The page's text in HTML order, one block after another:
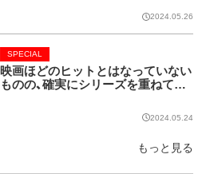
2024.05.26
映画ほどのヒットとはなっていない
ものの、確実にシリーズを重ねてい
SPECIAL
2024.05.24
もっと見る